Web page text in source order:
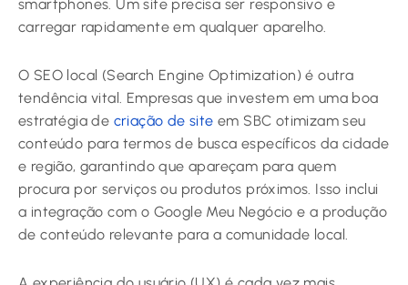
smartphones. Um site precisa ser responsivo e
carregar rapidamente em qualquer aparelho.
O SEO local (Search Engine Optimization) é outra
tendência vital. Empresas que investem em uma boa
estratégia de criação de site em SBC otimizam seu
conteúdo para termos de busca específicos da cidade
e região, garantindo que apareçam para quem
procura por serviços ou produtos próximos. Isso inclui
a integração com o Google Meu Negócio e a produção
de conteúdo relevante para a comunidade local.